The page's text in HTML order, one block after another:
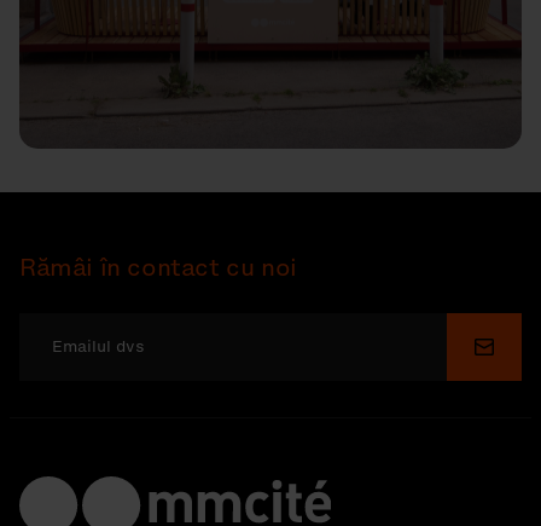
Rămâi în contact cu noi